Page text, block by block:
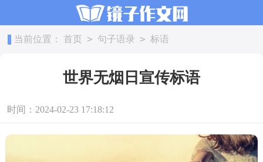
当前位置： 首页 > 句子语录 > 标语
世界无烟日宣传标语
时间：2024-02-23 17:18:12